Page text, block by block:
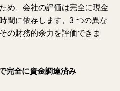
め、会社の評価は完全に現金
間に依存します。3 つの異な
の財務的余力を評価できま
完全に資金調達済み